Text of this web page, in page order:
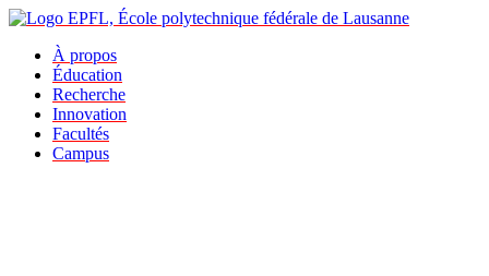
À propos
Éducation
Recherche
Innovation
Facultés
Campus